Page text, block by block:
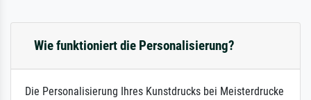
Wie funktioniert die Personalisierung?
Die Personalisierung Ihres Kunstdrucks bei Meisterdrucke